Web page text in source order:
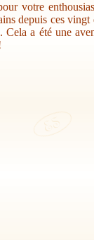
votre
depuis ces
a été une